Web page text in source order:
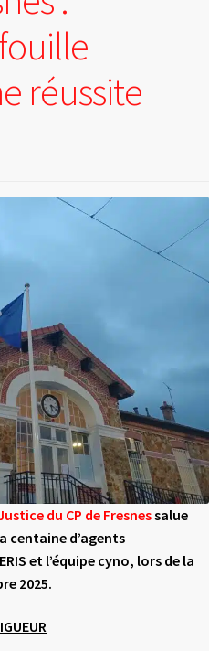
réussite
du CP de Fresnessalue
centaine d’agents
et l’équipe cyno, lors de la
2025.